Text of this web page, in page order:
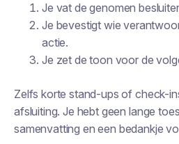
Je vat de genomen
Je bevestigt wie
actie.
Je zet de toon voor de
Zelfs korte stand-ups of check-
afsluiting. Je hebt geen lange
samenvatting en een bedankje